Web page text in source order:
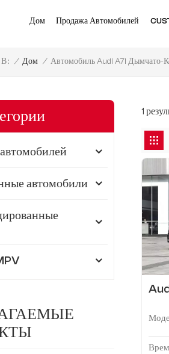
Дом Продажа Автомобилей
: / Дом / Автомобиль Audi A7l Дымчато-
1
автомобили